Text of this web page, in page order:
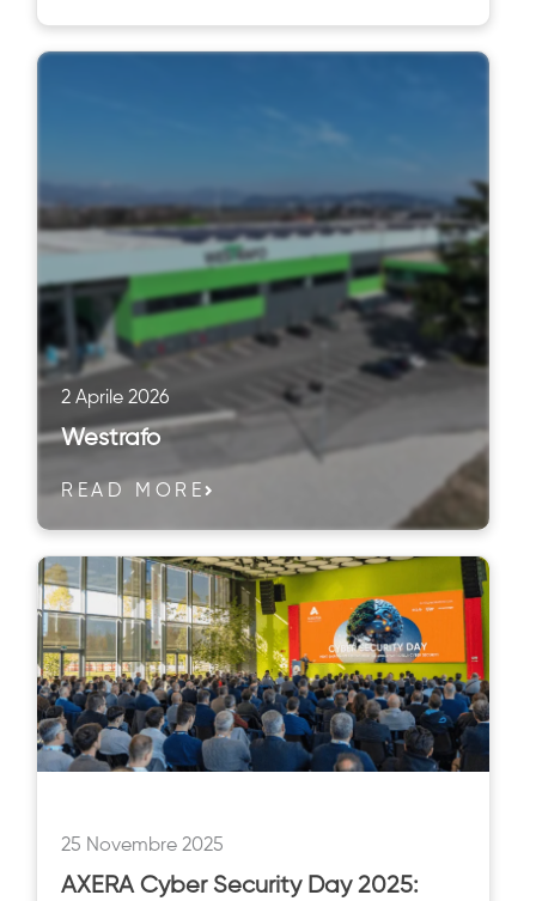
2 Aprile 2026
Westrafo
READ MORE
25 Novembre 2025
AXERA Cyber Security Day 2025: